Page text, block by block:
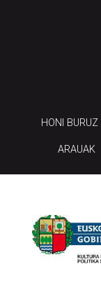
HONI BURUZ
ARAUAK